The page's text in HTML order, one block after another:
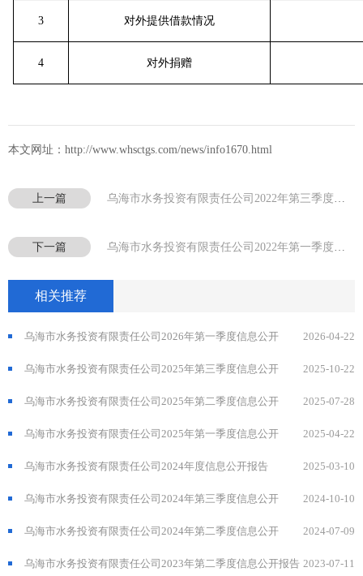
3 对外提供借款情况
4 对外捐赠
本文网址：http://www.whsctgs.com/news/info1670.html
上一篇 乌海市水务投资有限责任公司2022年第三季度信息公开报告
下一篇 乌海市水务投资有限责任公司2022年第一季度信息公开报告
相关推荐
2026-04-22
乌海市水务投资有限责任公司2026年第一季度信息公开
2025-10-22
乌海市水务投资有限责任公司2025年第三季度信息公开
2025-07-28
乌海市水务投资有限责任公司2025年第二季度信息公开
2025-04-22
乌海市水务投资有限责任公司2025年第一季度信息公开
2025-03-10
乌海市水务投资有限责任公司2024年度信息公开报告
2024-10-10
乌海市水务投资有限责任公司2024年第三季度信息公开
2024-07-09
乌海市水务投资有限责任公司2024年第二季度信息公开
2023-07-11
乌海市水务投资有限责任公司2023年第二季度信息公开报告